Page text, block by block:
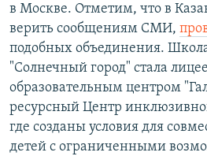
в Москве. Отметим, что в
верить сообщениям СМИ,
подобных объединения.
"Солнечный город" стала
образовательным центром
ресурсный Центр
где созданы условия для
детей с ограниченными